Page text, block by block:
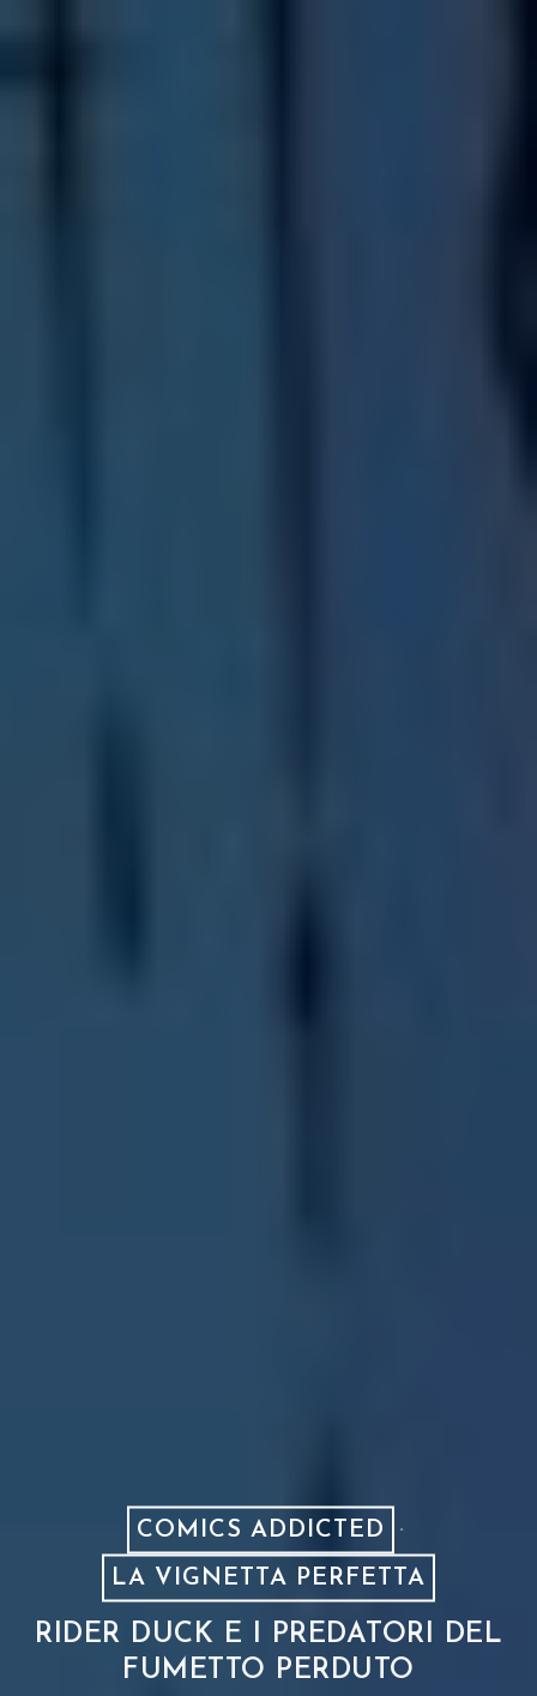
COMICS ADDICTED
·
LA VIGNETTA PERFETTA
RIDER DUCK E I PREDATORI DEL
FUMETTO PERDUTO